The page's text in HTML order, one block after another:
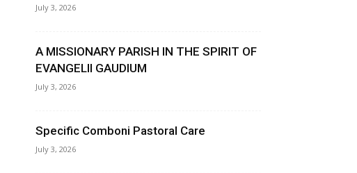
July 3, 2026
A MISSIONARY PARISH IN THE SPIRIT OF
EVANGELII GAUDIUM
July 3, 2026
Specific Comboni Pastoral Care
July 3, 2026